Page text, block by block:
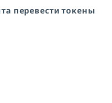
перевести токены